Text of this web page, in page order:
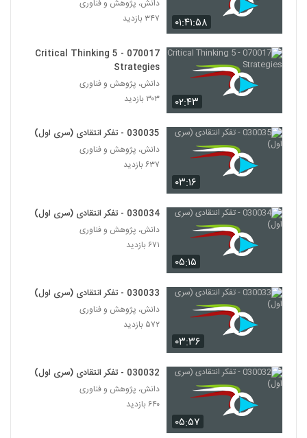
111
Thinking)
028122 - نظریه شبکه (Network Theory)
۵۸۰ بازدید
028123 - نظریه شبکه (Network Theory)
114
۶۵۷ بازدید
115
028125 - نظریه شبکه (Network Theory)
۵۱۶ بازدید
028126 - نظریه شبکه (Network Theory)
117
028127 - نظریه شبکه (Network Theory)
۵۳۳ بازدید
028128 - نظریه شبکه (Network Theory)
۵۵۸ بازدید
۰۱:۴۱:۵۸
دانش، پژوهش و فناوری
۳۴۷ بازدید
۰۲:۴۳
070017 - 5 Critical Thinking
Strategies
دانش، پژوهش و فناوری
۳۰۳ بازدید
۰۳:۱۶
030035 - تفکر انتقادی (سری اول)
دانش، پژوهش و فناوری
۶۳۷ بازدید
۰۵:۱۵
030034 - تفکر انتقادی (سری اول)
دانش، پژوهش و فناوری
۶۷۱ بازدید
۰۳:۳۶
030033 - تفکر انتقادی (سری اول)
دانش، پژوهش و فناوری
۵۷۲ بازدید
۰۵:۵۷
030032 - تفکر انتقادی (سری اول)
دانش، پژوهش و فناوری
۶۴۰ بازدید